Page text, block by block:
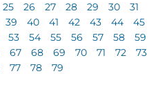
25 26 27 28 29 30
31
39 40 41 42 43 44
45
53 54 55 56 57 58
59
67 68 69 70 71 72
73
77 78 79